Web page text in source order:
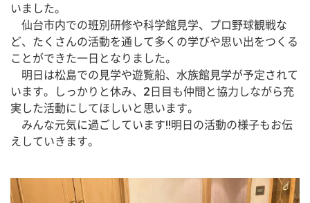
いました。
仙台市内での班別研修や科学館見学、プロ野球観戦な
ど、たくさんの活動を通して多くの学びや思い出をつくる
ことができた一日となりました。
明日は松島での見学や遊覧船、水族館見学が予定されて
います。しっかりと休み、2日目も仲間と協力しながら充
実した活動にしてほしいと思います。
みんな元気に過ごしています!!明日の活動の様子もお伝
えしていきます。